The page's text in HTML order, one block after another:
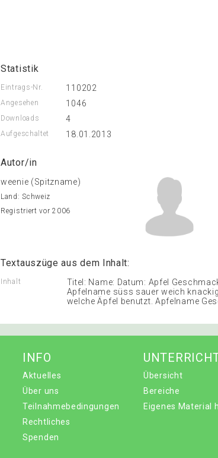
Statistik
Eintrags-Nr. 110202
Angesehen 1046
Downloads 4
Aufgeschaltet 18.01.2013
Autor/in
weenie (Spitzname)
Land: Schweiz
Registriert vor 2006
Textauszüge aus dem Inhalt:
Inhalt
Titel: Name: Datum: Apfel
Apfelname süss sauer weich
welche Äpfel benutzt. Apfelname
INFO
Aktuelles
Über uns
Teilnahmebedingungen
Rechtliches
Spenden
Übersicht
Bereiche
Eigenes Material